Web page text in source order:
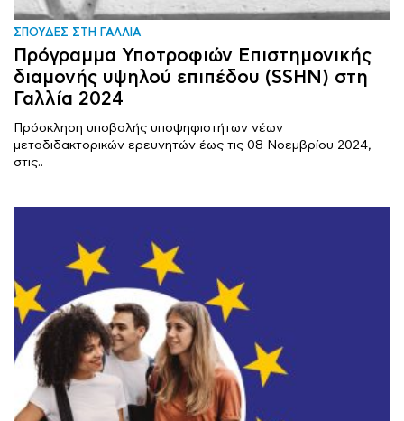
ΣΠΟΥΔΕΣ ΣΤΗ ΓΑΛΛΙΑ
Πρόγραμμα Υποτροφιών Επιστημονικής
διαμονής υψηλού επιπέδου (SSHN) στη
Γαλλία 2024
Πρόσκληση υποβολής υποψηφιοτήτων νέων
μεταδιδακτορικών ερευνητών έως τις 08 Νοεμβρίου 2024,
στις..